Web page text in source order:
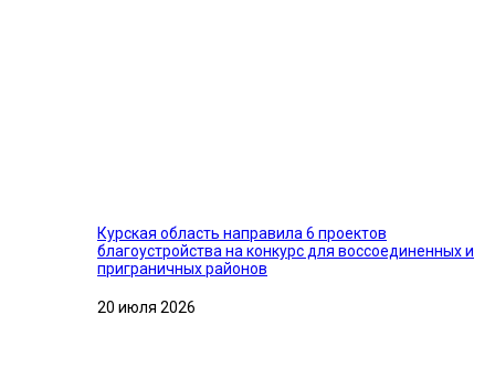
Курская область направила 6 проектов
благоустройства на конкурс для воссоединенных и
приграничных районов
20 июля 2026